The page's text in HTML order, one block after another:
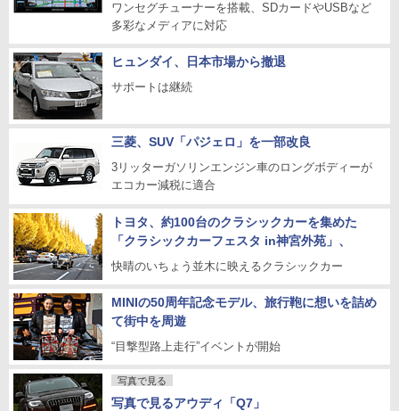
ワンセグチューナーを搭載、SDカードやUSBなど
多彩なメディアに対応
ヒュンダイ、日本市場から撤退
サポートは継続
三菱、SUV「パジェロ」を一部改良
3リッターガソリンエンジン車のロングボディーが
エコカー減税に適合
トヨタ、約100台のクラシックカーを集めた
「クラシックカーフェスタ in神宮外苑」、
快晴のいちょう並木に映えるクラシックカー
MINIの50周年記念モデル、旅行鞄に想いを詰め
て街中を周遊
“目撃型路上走行”イベントが開始
写真で見る
写真で見るアウディ「Q7」